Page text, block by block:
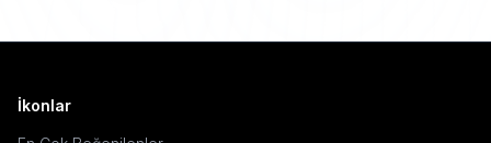
İkonlar